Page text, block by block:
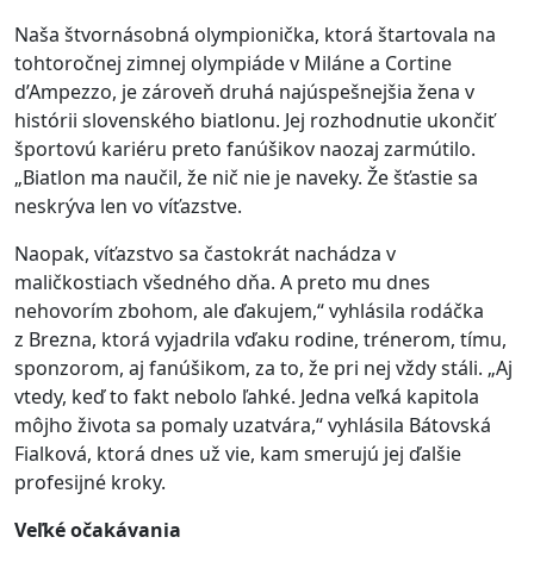
Naša štvornásobná olympionička, ktorá štartovala na
tohtoročnej zimnej olympiáde v Miláne a Cortine
d’Ampezzo, je zároveň druhá najúspešnejšia žena v
histórii slovenského biatlonu. Jej rozhodnutie ukončiť
športovú kariéru preto fanúšikov naozaj zarmútilo.
„Biatlon ma naučil, že nič nie je naveky. Že šťastie sa
neskrýva len vo víťazstve.
Naopak, víťazstvo sa častokrát nachádza v
maličkostiach všedného dňa. A preto mu dnes
nehovorím zbohom, ale ďakujem,“ vyhlásila rodáčka
z Brezna, ktorá vyjadrila vďaku rodine, trénerom, tímu,
sponzorom, aj fanúšikom, za to, že pri nej vždy stáli. „Aj
vtedy, keď to fakt nebolo ľahké. Jedna veľká kapitola
môjho života sa pomaly uzatvára,“ vyhlásila Bátovská
Fialková, ktorá dnes už vie, kam smerujú jej ďalšie
profesijné kroky.
Veľké očakávania